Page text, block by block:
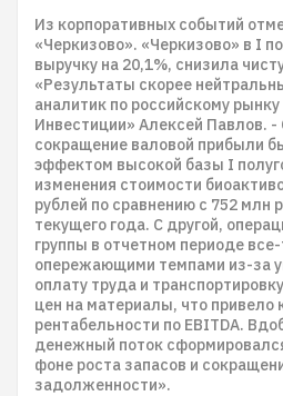
Из корпоративных событий
«Черкизово». «Черкизово» в I
выручку на 20,1%, снизила
«Результаты скорее
аналитик по российскому
Инвестиции» Алексей Павлов.
сокращение валовой прибыли
эффектом высокой базы I
изменения стоимости
рублей по сравнению с 752 млн
текущего года. С другой,
группы в отчетном периоде
опережающими темпами из-за
оплату труда и
цен на материалы, что привело
рентабельности по EBITDA.
денежный поток
фоне роста запасов и
задолженности».